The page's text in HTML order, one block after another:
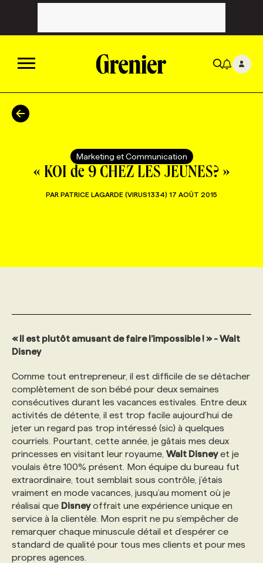
ACTUALITÉS
CATÉGORIES
PRIX ET DISTINCTIONS
TENDANCES
GEO/SEO
ÉVÉNEMENTIEL
NOS AUTEUR‧RICES
INFOLETTRE PUBLICITÉ
FAQ
ANNONCEZ AVEC NOUS
FAQ
NOS FORMATIONS EN LIGNE
FORMATIONS PERSONNALISÉES
NOS FORMATEUR‧RICES
POURQUOI CHOISIR NOS FORMATIONS
NOS TARIFS
PROGRAMMES DE SUBVENTIONS
CHASSE DE TÊTE
NOS TARIFS
NOS EXPERTISES
FAQ
ANNONCEZ AVEC NOUS
Marketing et Communication
« KOI de 9 CHEZ LES JEUNES? »
PAR PATRICE LAGARDE (VIRUS1334) 17 AOÛT 2015
« Il est plutôt amusant de faire l’impossible ! » - Walt
Disney
Comme tout entrepreneur, il est difficile de se détacher
complètement de son bébé pour deux semaines
consécutives durant les vacances estivales. Entre deux
activités de détente, il est trop facile aujourd’hui de
jeter un regard pas trop intéressé (sic) à quelques
courriels. Pourtant, cette année, je gâtais mes deux
princesses en visitant leur royaume, Walt Disneyet je
voulais être 100% présent. Mon équipe du bureau fut
extraordinaire, tout semblait sous contrôle, j’étais
vraiment en mode vacances, jusqu’au moment où je
réalisai que Disneyoffrait une expérience unique en
service à la clientèle. Mon esprit ne pu s’empêcher de
remarquer chaque minuscule détail et d’espérer ce
standard de qualité pour tous mes clients et pour mes
propres agences.